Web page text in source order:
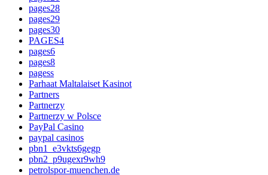
pages28
pages29
pages30
PAGES4
pages6
pages8
pagess
Parhaat Maltalaiset Kasinot
Partners
Partnerzy
Partnerzy w Polsce
PayPal Casino
paypal casinos
pbn1_e3vkts6gegp
pbn2_p9ugexr9wh9
petrolspor-muenchen.de